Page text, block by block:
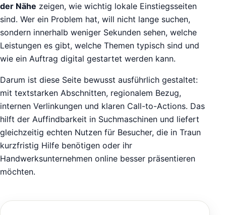
der Nähe zeigen, wie wichtig lokale Einstiegsseiten
sind. Wer ein Problem hat, will nicht lange suchen,
sondern innerhalb weniger Sekunden sehen, welche
Leistungen es gibt, welche Themen typisch sind und
wie ein Auftrag digital gestartet werden kann.
Darum ist diese Seite bewusst ausführlich gestaltet:
mit textstarken Abschnitten, regionalem Bezug,
internen Verlinkungen und klaren Call-to-Actions. Das
hilft der Auffindbarkeit in Suchmaschinen und liefert
gleichzeitig echten Nutzen für Besucher, die in Traun
kurzfristig Hilfe benötigen oder ihr
Handwerksunternehmen online besser präsentieren
möchten.